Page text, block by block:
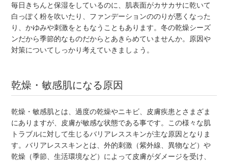
毎日きちんと保湿をしているのに、肌表面がカサカサに乾いて
白っぽく粉を吹いたり、ファンデーションののりが悪くなった
り、かゆみや刺激をともなうこともあります。冬の乾燥シーズ
ンだから季節的なものだからとあきらめていませんか。原因や
対策についてしっかり考えていきましょう。
乾燥・敏感肌になる原因
乾燥・敏感肌とは、過度の乾燥やニキビ、皮膚疾患とさまざま
にありますが、皮膚が敏感な状態である事です。この様々な肌
トラブルに対して生じるバリアレススキンが主な原因となりま
す。バリアレススキンとは、外的刺激（紫外線、異物など）や
乾燥（季節、生活環境など）によって皮膚がダメージを受け、